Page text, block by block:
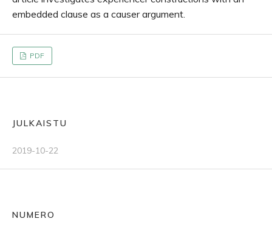
embedded clause as a causer argument.
PDF
JULKAISTU
2019-10-22
NUMERO